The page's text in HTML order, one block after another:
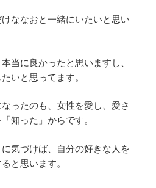
ななおと一緒にいたいと思い
当に良かったと思いますし、
いと思ってます。
ったのも、女性を愛し、 愛さ
知った」からです。
気づけば、
自分の好きな人を
と思います。